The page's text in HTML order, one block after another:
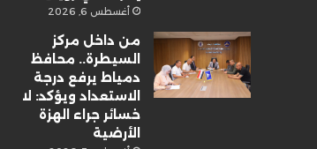
أغسطس 6, 2026
من داخل مركز
السيطرة.. محافظ
دمياط يرفع درجة
الاستعداد ويؤكد: لا
خسائر جراء الهزة
الأرضية